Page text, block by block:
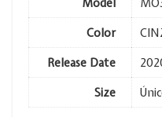
Color
Release Date
Size